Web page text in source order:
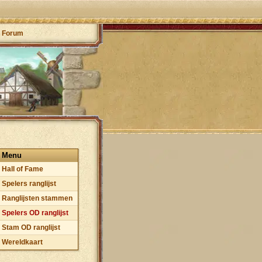
Forum
Menu
Hall of Fame
Spelers ranglijst
Ranglijsten stammen
Spelers OD ranglijst
Stam OD ranglijst
Wereldkaart